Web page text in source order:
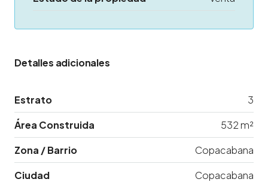
Detalles adicionales
Estrato
3
Área Construida
532 m²
Zona / Barrio
Copacabana
Ciudad
Copacabana